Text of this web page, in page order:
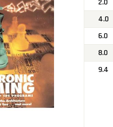
2.0
4.0
6.0
8.0
9.4